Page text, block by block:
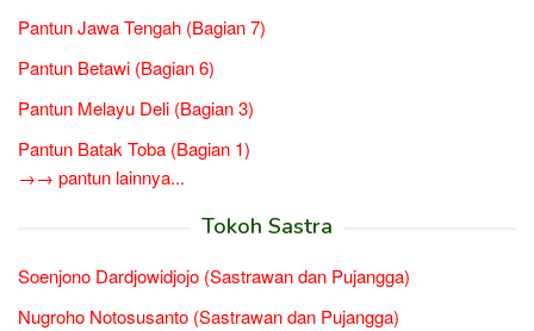
Pantun Jawa Tengah (Bagian 7)
Pantun Betawi (Bagian 6)
Pantun Melayu Deli (Bagian 3)
Pantun Batak Toba (Bagian 1)
→→ pantun lainnya...
Tokoh Sastra
Soenjono Dardjowidjojo (Sastrawan dan Pujangga)
Nugroho Notosusanto (Sastrawan dan Pujangga)